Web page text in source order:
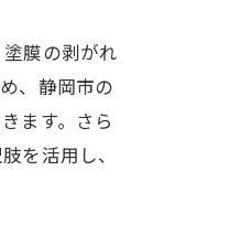
膜の剥がれ
、静岡市の
ます。さら
を活用し、